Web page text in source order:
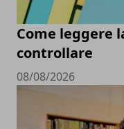
Come leggere
controllare
08/08/2026